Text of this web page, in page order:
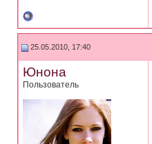
25.05.2010, 17:40
Юнона
Пользователь